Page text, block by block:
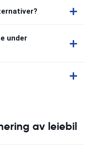
under
av leiebil